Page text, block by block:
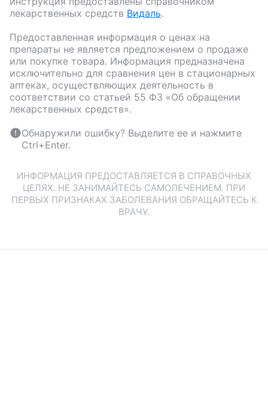
лекарственных средств Видаль.
Предоставленная информация о ценах на
препараты не является предложением о продаже
или покупке товара. Информация предназначена
исключительно для сравнения цен в стационарных
аптеках, осуществляющих деятельность в
соответствии со статьей 55 ФЗ «Об обращении
лекарственных средств».
Обнаружили ошибку? Выделите ее и нажмите
Ctrl+Enter.
ИНФОРМАЦИЯ ПРЕДОСТАВЛЯЕТСЯ В СПРАВОЧНЫХ
ЦЕЛЯХ. НЕ ЗАНИМАЙТЕСЬ САМОЛЕЧЕНИЕМ. ПРИ
ПЕРВЫХ ПРИЗНАКАХ ЗАБОЛЕВАНИЯ ОБРАЩАЙТЕСЬ К
ВРАЧУ.